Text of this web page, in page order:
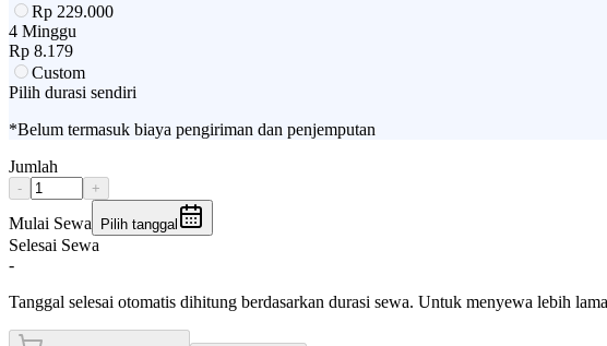
Rp 229.000
4 Minggu
Rp 8.179
Custom
Pilih durasi sendiri
*Belum termasuk biaya pengiriman dan penjemputan
Jumlah
- +
Mulai Sewa Pilih tanggal
Selesai Sewa
-
Tanggal selesai otomatis dihitung berdasarkan durasi sewa. Untuk menyewa lebih